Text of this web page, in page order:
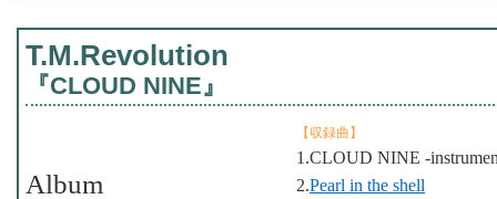
T.M.Revolution
『CLOUD NINE』
【収録曲】
1.CLOUD NINE -
2.Pearl in the shell
Album